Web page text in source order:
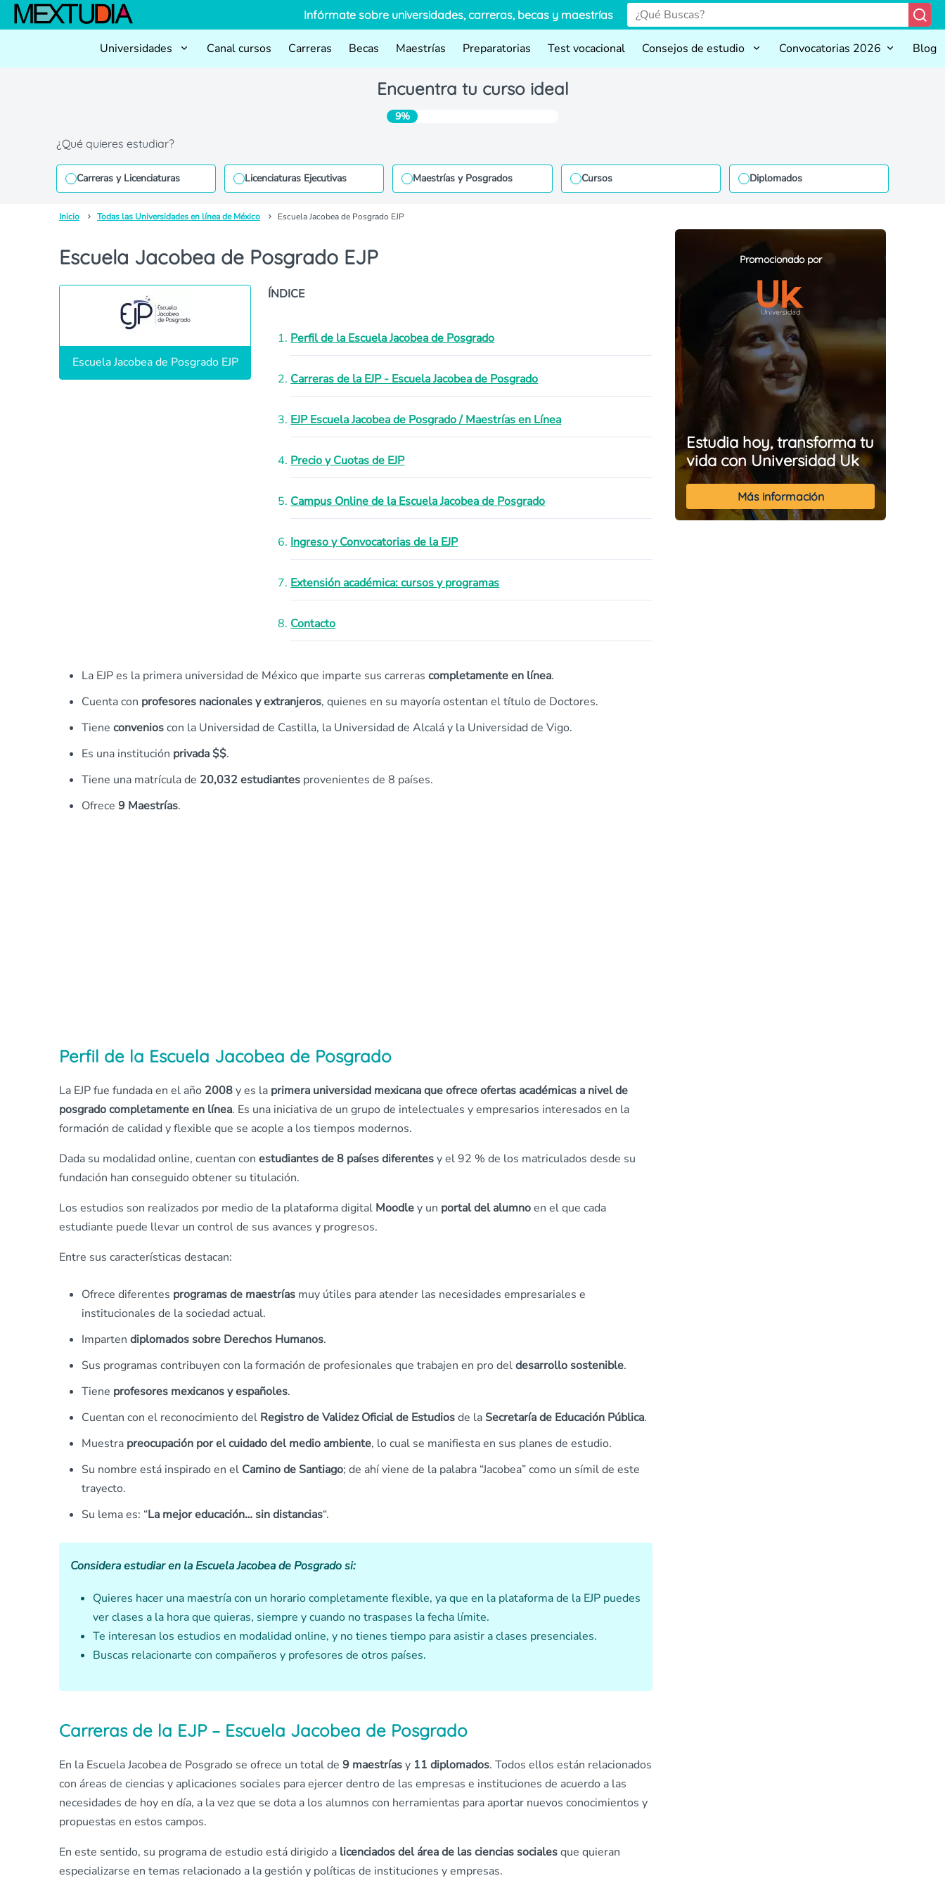
Infórmate sobre universidades, carreras, becas y maestrías
Universidades Canal cursos Carreras Becas Maestrías Preparatorias Test vocacional Consejos de estudio Convocatorias 2026 Blog
Encuentra tu curso ideal
9%
¿Qué quieres estudiar?
Carreras y Licenciaturas Licenciaturas Ejecutivas Maestrías y Posgrados Cursos Diplomados
Inicio Todas las Universidades en línea de México Escuela Jacobea de Posgrado EJP
Escuela Jacobea de Posgrado EJP Promocionado por
Estudia hoy, transforma tu
vida con Universidad Uk
Más información
Escuela Jacobea de Posgrado EJP
ÍNDICE
Perfil de la Escuela Jacobea de Posgrado
Carreras de la EJP - Escuela Jacobea de Posgrado
EJP Escuela Jacobea de Posgrado / Maestrías en Línea
Precio y Cuotas de EJP
Campus Online de la Escuela Jacobea de Posgrado
Ingreso y Convocatorias de la EJP
Extensión académica: cursos y programas
Contacto
La EJP es la primera universidad de México que imparte sus carreras completamente en línea.
Cuenta con profesores nacionales y extranjeros, quienes en su mayoría ostentan el título de Doctores.
Tiene convenioscon la Universidad de Castilla, la Universidad de Alcalá y la Universidad de Vigo.
Es una institución privada $$.
Tiene una matrícula de 20,032 estudiantes provenientes de 8 países.
Ofrece 9 Maestrías.
Perfil de la Escuela Jacobea de Posgrado
La EJP fue fundada en el año 2008y es la primera universidad mexicana que ofrece ofertas académicas a nivel de
posgrado completamente en línea. Es una iniciativa de un grupo de intelectuales y empresarios interesados en la
formación de calidad y flexible que se acople a los tiempos modernos.
Dada su modalidad online, cuentan con estudiantes de 8 países diferentesy el 92 % de los matriculados desde su
fundación han conseguido obtener su titulación.
Los estudios son realizados por medio de la plataforma digital Moodley un portal del alumnoen el que cada
estudiante puede llevar un control de sus avances y progresos.
Entre sus características destacan:
Ofrece diferentes programas de maestrías muy útiles para atender las necesidades empresariales e
institucionales de la sociedad actual.
Imparten diplomados sobre Derechos Humanos.
Sus programas contribuyen con la formación de profesionales que trabajen en pro deldesarrollo sostenible.
Tiene profesores mexicanos y españoles.
Cuentan con el reconocimiento del Registro de Validez Oficial de Estudiosde laSecretaría de Educación Pública.
Muestra preocupación por el cuidado del medio ambiente, lo cual se manifiesta en sus planes de estudio.
Su nombre está inspirado en el Camino de Santiago; de ahí viene de la palabra “Jacobea” como un símil de este
trayecto.
Su lema es: “La mejor educación… sin distancias“.
Considera estudiar en la Escuela Jacobea de Posgrado si:
Quieres hacer una maestría con un horario completamente flexible, ya que en la plataforma de la EJP puedes
ver clases a la hora que quieras, siempre y cuando no traspases la fecha límite.
Te interesan los estudios en modalidad online, y no tienes tiempo para asistir a clases presenciales.
Buscas relacionarte con compañeros y profesores de otros países.
Carreras de la EJP – Escuela Jacobea de Posgrado
En la Escuela Jacobea de Posgrado se ofrece un total de 9 maestríasy 11 diplomados. Todos ellos están relacionados
con áreas de ciencias y aplicaciones sociales para ejercer dentro de las empresas e instituciones de acuerdo a las
necesidades de hoy en día, a la vez que se dota a los alumnos con herramientas para aportar nuevos conocimientos y
propuestas en estos campos.
En este sentido, su programa de estudio está dirigido a licenciados del área de las ciencias socialesque quieran
especializarse en temas relacionado a la gestión y políticas de instituciones y empresas.